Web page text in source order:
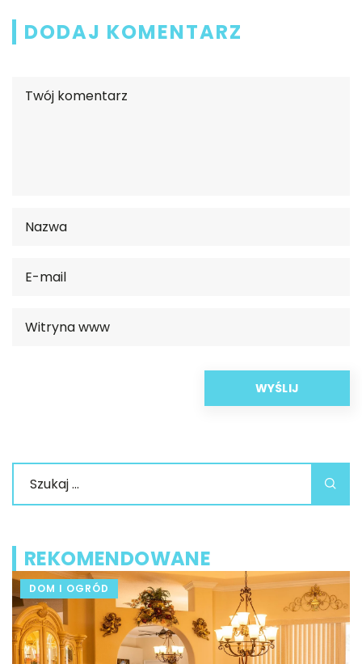
DODAJ KOMENTARZ
REKOMENDOWANE
DOM I OGRÓD